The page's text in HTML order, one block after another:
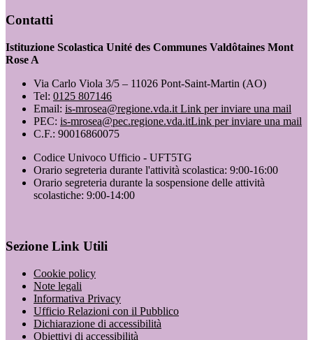
Contatti
Istituzione Scolastica Unité des Communes Valdôtaines Mont
Rose A
Via Carlo Viola 3/5 – 11026 Pont-Saint-Martin (AO)
Tel: 0125 807146
Email: is-mrosea@regione.vda.it Link per inviare una mail
PEC: is-mrosea@pec.regione.vda.itLink per inviare una mail
C.F.: 90016860075
Codice Univoco Ufficio - UFT5TG
Orario segreteria durante l'attività scolastica: 9:00-16:00
Orario segreteria durante la sospensione delle attività
scolastiche: 9:00-14:00
Sezione Link Utili
Cookie policy
Note legali
Informativa Privacy
Ufficio Relazioni con il Pubblico
Dichiarazione di accessibilità
Obiettivi di accessibilità